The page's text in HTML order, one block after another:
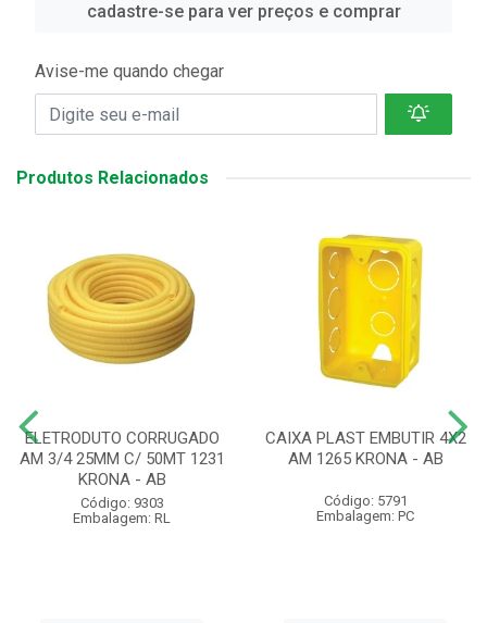
cadastre-se para ver preços e comprar
Avise-me quando chegar
Produtos Relacionados
ELETRODUTO CORRUGADO
AM 3/4 25MM C/ 50MT 1231
KRONA - AB
Código: 9303
Embalagem: RL
CAIXA PLAST EMBUTIR 4X2
AM 1265 KRONA - AB
Código: 5791
Embalagem: PC